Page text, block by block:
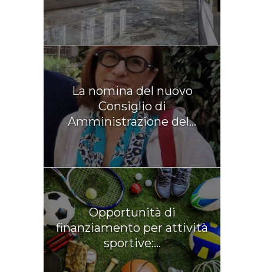
La nomina del nuovo
Consiglio di
Amministrazione del...
Opportunità di
finanziamento per attività
sportive:...